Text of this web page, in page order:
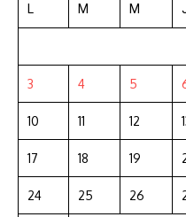
L M M
3 4 5
10 11 12
17 18 19
24 25 26